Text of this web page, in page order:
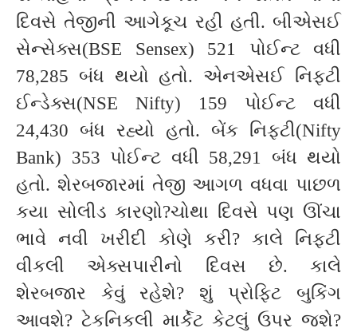
દિવસે તેજીની આગેકૂચ રહી હતી. બીએસઈ
સેન્સેક્સ(BSE Sensex) 521 પોઈન્ટ વધી
78,285 બંધ થયો હતો. એનએસઈ નિફ્ટી
ઈન્ડેક્સ(NSE Nifty) 159 પોઈન્ટ વધી
24,430 બંધ રહ્યો હતો. બેંક નિફ્ટી(Nifty
Bank) 353 પોઈન્ટ વધી 58,291 બંધ થયો
હતો. શેરબજારમાં તેજી આગળ વધવા પાછળ
કયા સોલીડ કારણો?ચોથા દિવસે પણ ઊંચા
ભાવે નવી ખરીદી કોણે કરી? કાલે નિફ્ટી
વીકલી એક્સપારીનો દિવસ છે. કાલે
શેરબજાર કેવું રહેશે? શું પ્રોફિટ બુકિંગ
આવશે? ટેકનિકલી માર્કેટ કેટલું ઉપર જશે?